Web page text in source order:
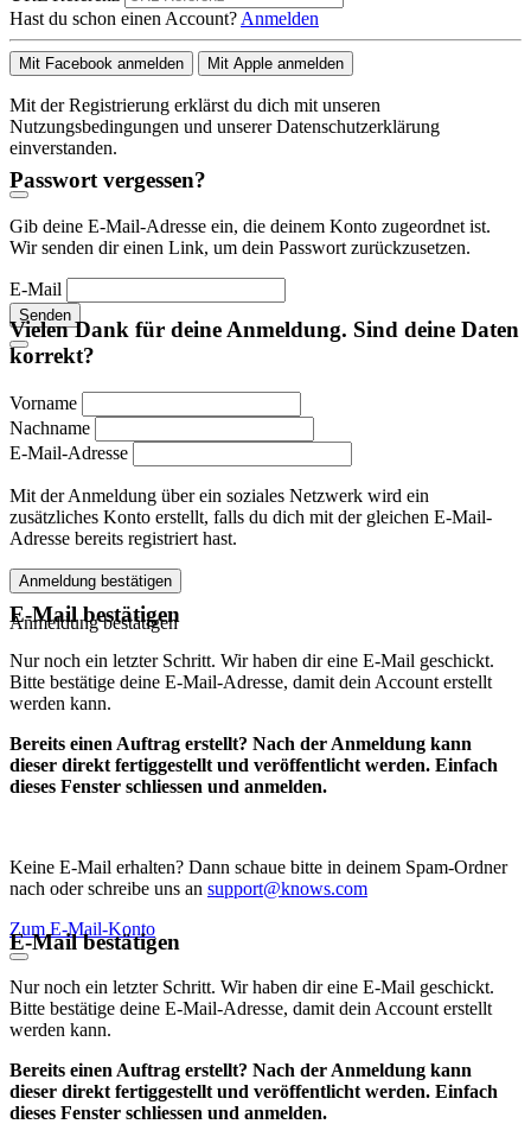
Hast du schon einen Account? Anmelden
Mit Facebook anmelden Mit Apple anmelden
Mit der Registrierung erklärst du dich mit unseren
Nutzungsbedingungen und unserer Datenschutzerklärung
einverstanden.
Passwort vergessen?
Gib deine E-Mail-Adresse ein, die deinem Konto zugeordnet ist.
Wir senden dir einen Link, um dein Passwort zurückzusetzen.
E-Mail
Senden
Vielen Dank für deine Anmeldung. Sind deine Daten
korrekt?
Vorname
Nachname
E-Mail-Adresse
Mit der Anmeldung über ein soziales Netzwerk wird ein
zusätzliches Konto erstellt, falls du dich mit der gleichen E-Mail-
Adresse bereits registriert hast.
Anmeldung bestätigen
Anmeldung bestätigen
E-Mail bestätigen
Nur noch ein letzter Schritt. Wir haben dir eine E-Mail geschickt.
Bitte bestätige deine E-Mail-Adresse, damit dein Account erstellt
werden kann.
Bereits einen Auftrag erstellt? Nach der Anmeldung kann
dieser direkt fertiggestellt und veröffentlicht werden. Einfach
dieses Fenster schliessen und anmelden.
Keine E-Mail erhalten? Dann schaue bitte in deinem Spam-Ordner
nach oder schreibe uns an support@knows.com
Zum E-Mail-Konto
E-Mail bestätigen
Nur noch ein letzter Schritt. Wir haben dir eine E-Mail geschickt.
Bitte bestätige deine E-Mail-Adresse, damit dein Account erstellt
werden kann.
Bereits einen Auftrag erstellt? Nach der Anmeldung kann
dieser direkt fertiggestellt und veröffentlicht werden. Einfach
dieses Fenster schliessen und anmelden.